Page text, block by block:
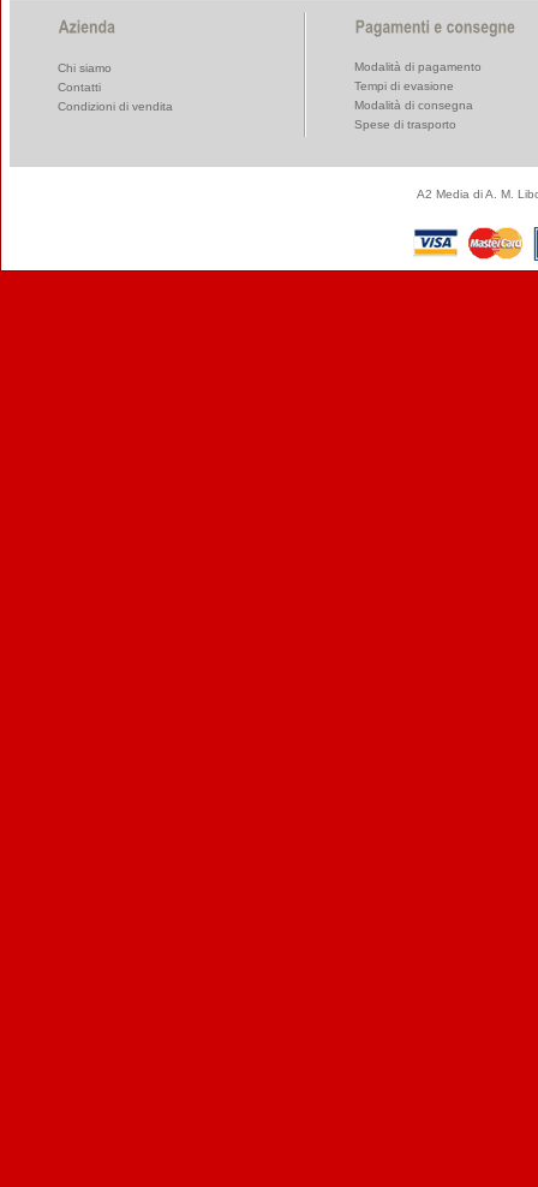
Chi siamo
Contatti
Condizioni di vendita
Modalità di pagamento
Tempi di evasione
Modalità di consegna
Spese di trasporto
A2 Media di A. M.